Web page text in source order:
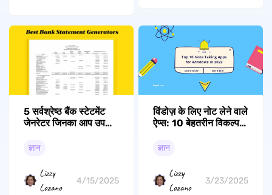
5 सर्वश्रेष्ठ बैंक स्टेटमेंट
जेनरेटर जिनका आप उपयोग
ज्ञान
Lizzy
Lozano
4/15/2025
विंडोज़ के लिए नोट लेने वाले
ऐप्स: 10 बेहतरीन विकल्प
ज्ञान
Lizzy
Lozano
3/23/2025